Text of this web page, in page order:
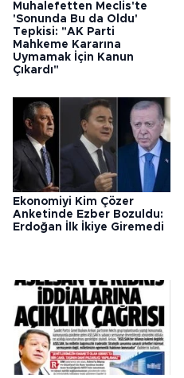
Muhalefetten Meclis'te
'Sonunda Bu da Oldu'
Tepkisi: "AK Parti
Mahkeme Kararına
Uymamak İçin Kanun
Çıkardı"
Ekonomiyi Kim Çözer
Anketinde Ezber Bozuldu:
Erdoğan İlk İkiye Giremedi